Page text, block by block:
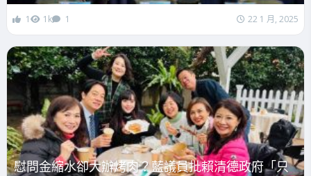
1 1k 1 22 1 月, 2025
慰問金縮水卻大辦烤肉？藍議員批賴清德政府「只